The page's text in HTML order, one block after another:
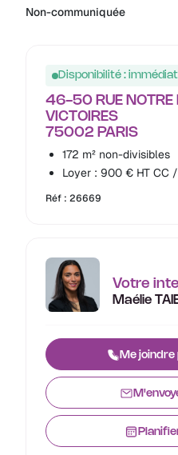
Non-communiquée
Disponibilité :
46-50 RUE NOTRE
VICTOIRES
75002 PARIS
172 m² non-divisibles
Loyer : 900 € HT CC
Réf : 26669
Votre
Maélie
Me